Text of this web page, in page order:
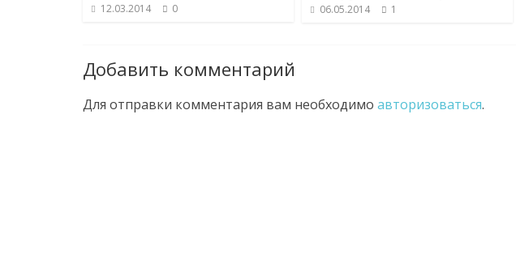
12.03.2014 0 06.05.2014 1
Добавить комментарий
Для отправки комментария вам необходимо авторизоваться.